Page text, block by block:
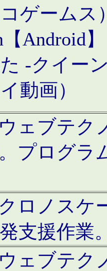
ゲームス
【Android
-クイー
動画）
ェブテク
プログラ
ロノスケ
支援作業
ェブテク